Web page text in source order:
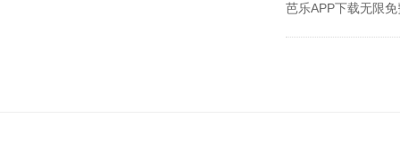
芭乐APP下载无限免费